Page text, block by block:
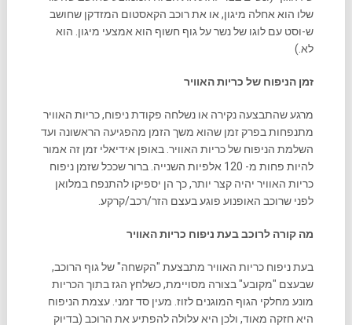
שלו הוא אחלה מיגון, או את רוכב הקאסטום המזדקן שחושב
ש-וסט עם לוגו של נשר על גוף חשוף הוא אמצעי מיגון. הוא
לא.)
זמן הניפוח של כריות האוויר
מרגע שהתבצעה נקירה או נשלחה פקודת ניפוח, כריות האוויר
מתנפחות בפרק זמן שהוא משך הזמן מהפגיעה הראשונה ועד
השלמת הניפוח של כריות האוויר. באופן אידיאלי זמן זה אמור
להיות פחות מ- 120 אלפיות השנייה. ברור שככל שזמן ניפוח
כריות האוויר יהיה קצר יותר, כך הן יספיקו להתנפח במלואן
לפני שרוכב האופנוע פוגע בעצם הזר/רכב/קרקע.
מה קורה לרוכב בעת ניפוח כריות האוויר
בעת ניפוח כריות האוויר מתבצעת "הקשחה" של גוף הרוכב,
שבעצם "מקובע" בצורה מסויימת, כשלחץ הגז בתוך הכריות
מונע מחלקי הגוף המוגנים לזוז. מעין סד זמני. עצמת הניפוח
היא חזקה מאוד, ולכן היא עלולה להפתיע את הרוכב (בדיוק